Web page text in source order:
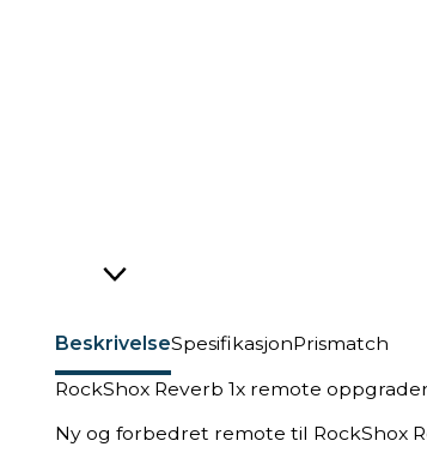
BeskrivelseSpesifikasjonPrismatch
RockShox Reverb 1x remote
Ny og forbedret remote til RockShox